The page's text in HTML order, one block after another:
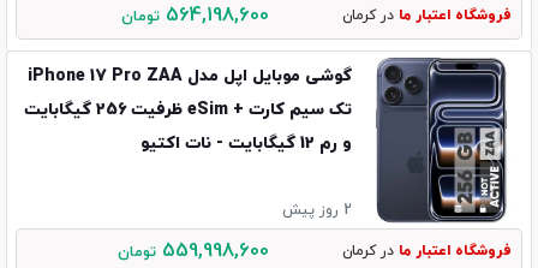
فروشگاه اعتبار ما در کرمان 564,198,600 تومان
گوشی موبایل اپل مدل iPhone 17 Pro ZAA
تک سیم کارت + eSim ظرفیت 256 گیگابایت
و رم 12 گیگابایت - نات اکتیو
2 روز پیش
فروشگاه اعتبار ما در کرمان 559,998,600 تومان